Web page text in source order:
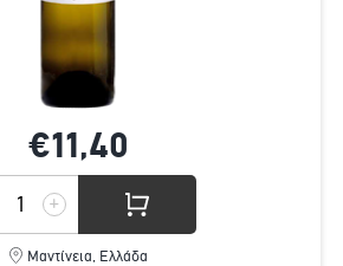
€11,40
Μαντίνεια, Ελλάδα